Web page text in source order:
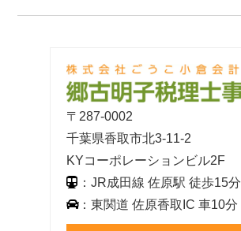
〒287-0002
千葉県香取市北3-11-2
KYコーポレーションビル2F
：JR成田線 佐原駅 徒歩15分
：東関道 佐原香取IC 車10分